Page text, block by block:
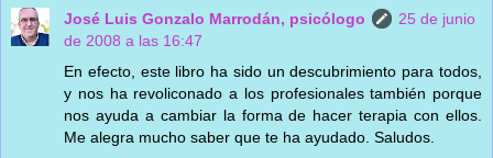
José Luis Gonzalo Marrodán, psicólogo
25 de junio
de 2008 a las 16:47
En efecto, este libro ha sido un descubrimiento para todos,
y nos ha revoliconado a los profesionales también porque
nos ayuda a cambiar la forma de hacer terapia con ellos.
Me alegra mucho saber que te ha ayudado. Saludos.